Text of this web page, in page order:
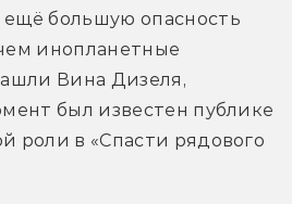
большую опасность
инопланетные
Вина Дизеля,
был известен публике
роли в «Спасти рядового